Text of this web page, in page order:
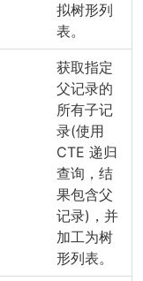
拟树形列
表。
获取指定
父记录的
所有子记
录(使用
CTE 递归
查询，结
果包含父
记录)，并
加工为树
形列表。